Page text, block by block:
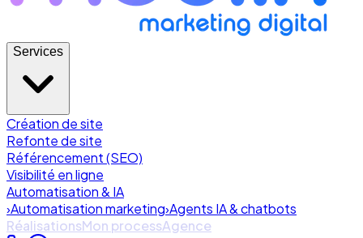
Services
Création de site
Refonte de site
Référencement (SEO)
Visibilité en ligne
Automatisation & IA
›Automatisation marketing›Agents IA & chatbots
RéalisationsMon processAgence